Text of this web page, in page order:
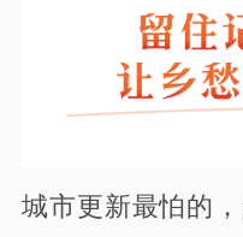
城市更新最怕的